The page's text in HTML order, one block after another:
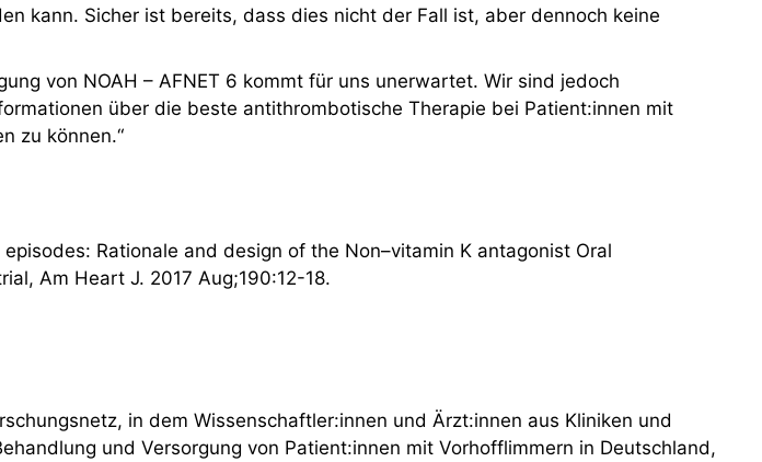
kann. Sicher ist bereits, dass dies nicht der Fall ist, aber dennoch keine
von NOAH – AFNET 6 kommt für uns unerwartet. Wir sind jedoch
über die beste antithrombotische Therapie bei Patient:innen mit
zu können.“
Rationale and design of the Non–vitamin K antagonist Oral
Am Heart J. 2017 Aug;190:12-18.
in dem Wissenschaftler:innen und Ärzt:innen aus Kliniken und
und Versorgung von Patient:innen mit Vorhofflimmern in Deutschland,